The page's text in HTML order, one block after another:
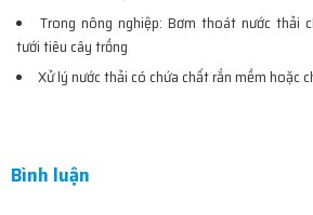
Trong nông nghiệp: Bơm thoát nước thải
tưới tiêu cây trồng
Xử lý nước thải có chứa chất rắn mềm hoặc
Bình luận